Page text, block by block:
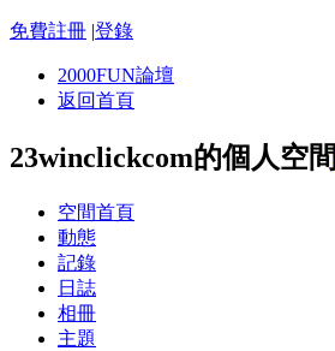
免費註冊 |登錄
2000FUN論壇
返回首頁
23winclickcom的個人空間
空間首頁
動態
記錄
日誌
相冊
主題